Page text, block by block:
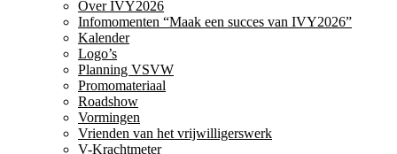
Over IVY2026
Infomomenten “Maak een succes van IVY2026”
Kalender
Logo’s
Planning VSVW
Promomateriaal
Roadshow
Vormingen
Vrienden van het vrijwilligerswerk
V-Krachtmeter